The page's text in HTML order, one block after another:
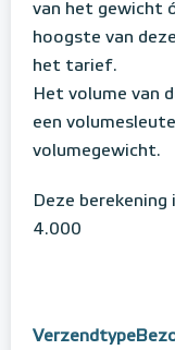
van het gewicht
hoogste van
het tarief.
Het volume van
een
volumegewicht.
Deze berekening
4.000
Verzendtype